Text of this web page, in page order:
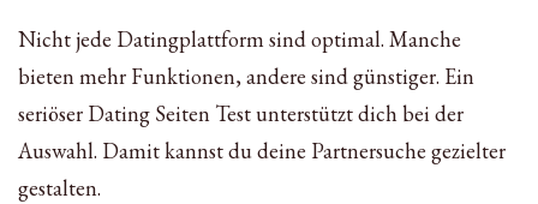
Nicht jede Datingplattform sind optimal. Manche
bieten mehr Funktionen, andere sind günstiger. Ein
seriöser Dating Seiten Test unterstützt dich bei der
Auswahl. Damit kannst du deine Partnersuche gezielter
gestalten.